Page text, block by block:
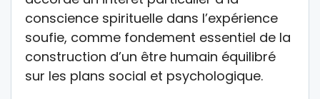
conscience spirituelle dans l’expérience
soufie, comme fondement essentiel de la
construction d’un être humain équilibré
sur les plans social et psychologique.